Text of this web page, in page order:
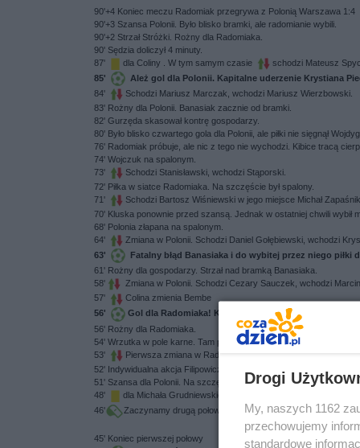
90'+4 Koniec meczu Radomiak przegrywa z Polonią Warszawa 1:4
90'+3 Szansa Polonii. Było blisko bramki, ale radomianie wybili.
90'+2 Strzał Stróżki. Rożny dla Radomiaka.
90' Sędzia doliczył 4 minuty.
87'
dla Coliny . W tym samym czasie
schodzi Mateusz
85'
Ależ gol dla Polonii. Kapitalne uderzenie Krystiana
84'
Schodzi Mariusz Marczak, wchodzi Mariusz Wierzbowski.
83' Rożny dla Polonii. Banasiak zacznie od bramki.
82' Gurzęda skasował kontrę gospodarzy.
80' Było blisko czwartego gola dla Polonii, ale piłki nie sięgnął
76' Radomiak próbuje, ale nic z tego nie wychodzi. Kibice tracą
74' Wojczuk na spalonym.
73'
Schodzi Stanisławski, wchodzi Stąporski.
72' Piłka w siatce Radomiaka. Na szczęście był spalony.
71'
Schodzi Bartosz Wiśniewski w jego miejsce Michał Zapaśnik.
70' Kluska ponownie przed szansą. Jednak w ostatniej chwili wybił
68' Polonia złapana na spalonym.
64'
Zmiana w Polonii. Schodzi Daniel Gołębiewski, wchodzi
63'
Fatalny błąd Banasiaka i do wybitej przez niego piłki
61' Rożny dla gospodarzy. Strzał nad bramką Banasiaka.
58'
Zmiana w Polonii. Schodzi Cezary Sauczek, wchodzi
57'
Colina zmienia Bembe
56'
Gol dla Radomiaka! Kontaktowego gola zdobywa
56' Rożny dla Radomiaka.
54' Wrzutka w pole karne. Tam padł jeden z naszych, ale sędzia nie
53'
Pierwsza zmiana w Radomiaku. Schodzi Maciej Filipowicz,
52' Indywidualna akcja Filipowicza. Nasz zawodnik wbiegł w pole
51' Szansa dla Polonii. Na szczęście strzał minął bramkę Piotra
48'
dla Michała Grudniewskiego.
46'
Zaczynamy drugą połowę.
45' Koniec pierwszej połowy
Drogi
My, naszych 1162
przechowujemy
standardowe